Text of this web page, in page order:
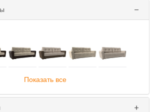
Показать все